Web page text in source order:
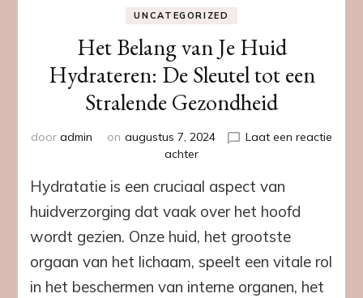
UNCATEGORIZED
Het Belang van Je Huid
Hydrateren: De Sleutel tot een
Stralende Gezondheid
door admin on augustus 7, 2024
Laat een reactie
achterop
Belang
Je
Huid
Hydrateren:
De
Sleutel
Hydratatie is een cruciaal aspect van
huidverzorging dat vaak over het hoofd
wordt gezien. Onze huid, het grootste
orgaan van het lichaam, speelt een vitale rol
in het beschermen van interne organen, het